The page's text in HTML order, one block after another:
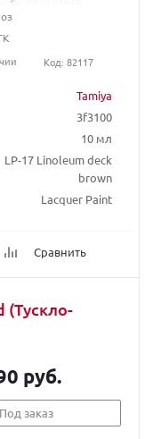
Tamiya
3f3100
10 мл
LP-17 Linoleum deck
brown
Lacquer Paint
Сравнить
Код: 82117
(Тускло-
руб.
Под заказ